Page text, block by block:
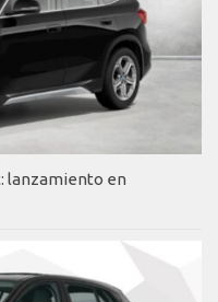
lanzamiento en